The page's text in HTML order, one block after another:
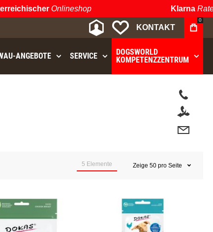
Onlineshop Klarna
MEIN KONTO
MEINE
KONTAKT
0
⁠ANGEBOTE SERVICE
DOGSWORLD
KOMPETENZZENTRUM
5 Elemente Zeige 50 pro Seite